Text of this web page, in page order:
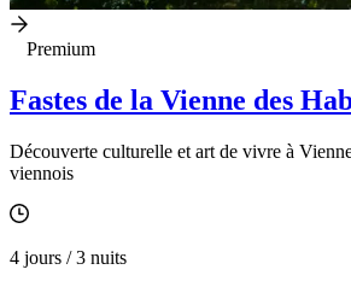
Premium
Fastes de la Vienne des
Découverte culturelle et art de vivre à
viennois
4 jours / 3 nuits